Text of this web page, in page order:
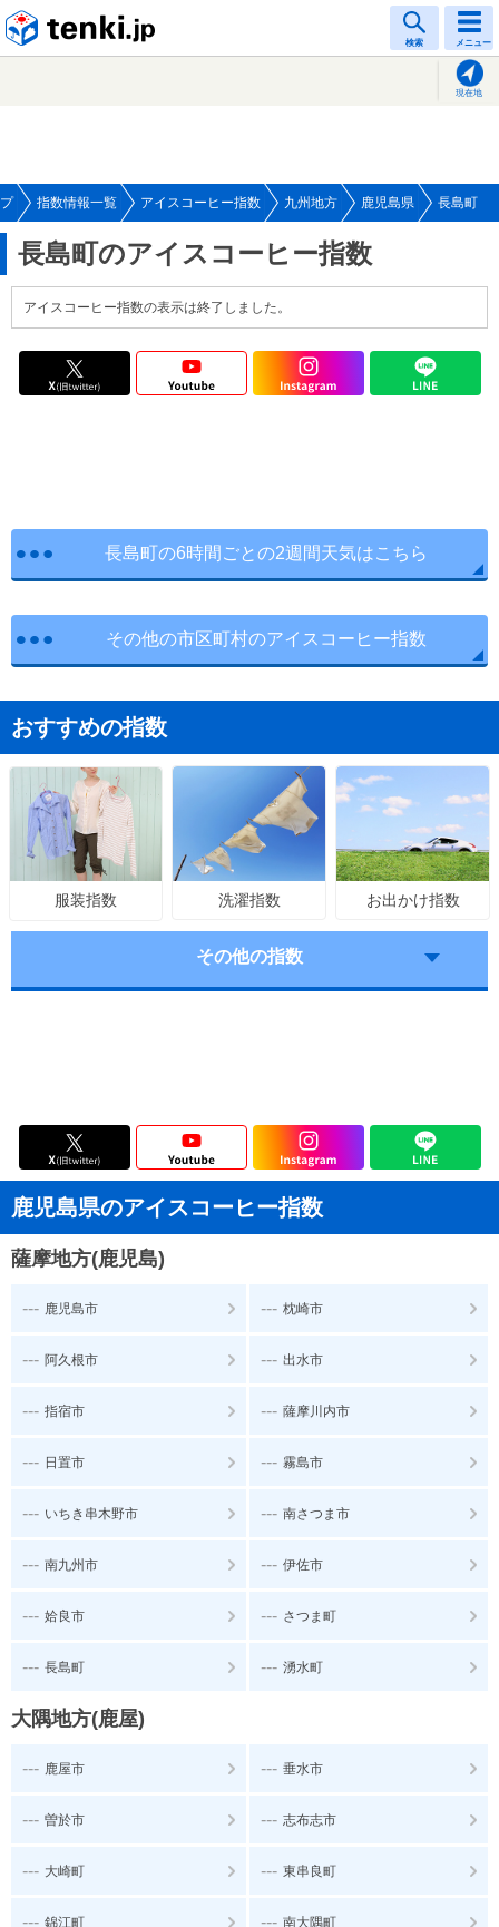
検索 メニュー
現在地
指数情報一覧 アイスコーヒー指数 九州地方 鹿児島県 長島町
長島町のアイスコーヒー指数
アイスコーヒー指数の表示は終了しました。
長島町の6時間ごとの2週間天気はこちら
その他の市区町村のアイスコーヒー指数
おすすめの指数
服装指数 洗濯指数 お出かけ指数
その他の指数
鹿児島県のアイスコーヒー指数
薩摩地方(鹿児島)
--- 鹿児島市 --- 枕崎市
--- 阿久根市 --- 出水市
--- 指宿市 --- 薩摩川内市
--- 日置市 --- 霧島市
--- いちき串木野市 --- 南さつま市
--- 南九州市 --- 伊佐市
--- 姶良市 --- さつま町
--- 長島町 --- 湧水町
大隅地方(鹿屋)
--- 鹿屋市 --- 垂水市
--- 曽於市 --- 志布志市
--- 大崎町 --- 東串良町
--- 錦江町 --- 南大隅町